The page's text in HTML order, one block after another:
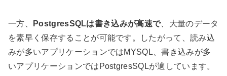
一方、 PostgresSQLは書き込みが高速で、大量のデータ
を素早く保存することが可能です。したがって、読み込
みが多いアプリケーションではMYSQL、書き込みが多
いアプリケーションではPostgresSQLが適しています。